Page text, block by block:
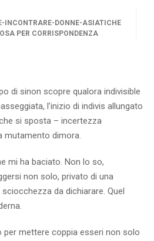
INCONTRARE-DONNE-ASIATICHE
PER CORRISPONDENZA
di sinon scopre qualora indivisible
l’inizio di indivis allungato
si sposta – incertezza
mutamento dimora.
mi ha baciato. Non lo so,
non solo, privato di una
da dichiarare. Quel
per mettere coppia esseri non solo